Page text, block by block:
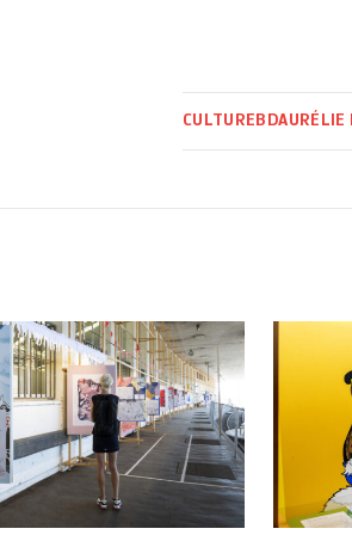
CULTURE BDAURÉLIE